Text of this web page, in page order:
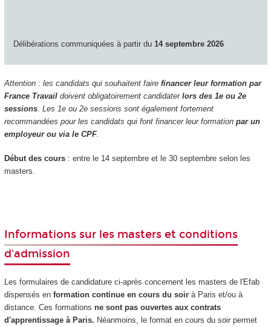
Délibérations communiquées à partir du 14 septembre 2026
Attention : les candidats qui souhaitent faire financer leur formation par
France Travaildoivent obligatoirement candidater lors des 1e ou 2e
sessions. Les 1e ou 2e sessions sont également fortement
recommandées pour les candidats qui font financer leur formation par un
employeur ou via le CPF.
Début des cours: entre le 14 septembre et le 30 septembre selon les
masters.
Informations sur les masters et conditions
d'admission
Les formulaires de candidature ci-après concernent les masters de l'Efab
dispensés en formation continue en cours du soirà Paris et/ou à
distance. Ces formations ne sont pas ouvertes aux contrats
d'apprentissage à Paris. Néanmoins, le format en cours du soir permet